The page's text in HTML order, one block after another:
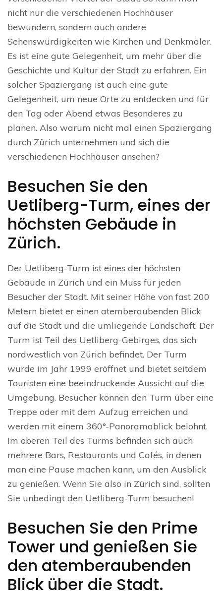
nicht nur die verschiedenen Hochhäuser
bewundern, sondern auch andere
Sehenswürdigkeiten wie Kirchen und Denkmäler.
Es ist eine gute Gelegenheit, um mehr über die
Geschichte und Kultur der Stadt zu erfahren. Ein
solcher Spaziergang ist auch eine gute
Gelegenheit, um neue Orte zu entdecken und für
den Tag oder Abend etwas Besonderes zu
planen. Also warum nicht mal einen Spaziergang
durch Zürich unternehmen und sich die
verschiedenen Hochhäuser ansehen?
Besuchen Sie den
Uetliberg-Turm, eines der
höchsten Gebäude in
Zürich.
Der Uetliberg-Turm ist eines der höchsten
Gebäude in Zürich und ein Muss für jeden
Besucher der Stadt. Mit seiner Höhe von fast 200
Metern bietet er einen atemberaubenden Blick
auf die Stadt und die umliegende Landschaft. Der
Turm ist Teil des Uetliberg-Gebirges, das sich
nordwestlich von Zürich befindet. Der Turm
wurde im Jahr 1999 eröffnet und bietet seitdem
Touristen eine beeindruckende Aussicht auf die
Umgebung. Besucher können den Turm über eine
Treppe oder mit dem Aufzug erreichen und
werden mit einem 360°-Panoramablick belohnt.
Im oberen Teil des Turms befinden sich auch
mehrere Bars, Restaurants und Cafés, in denen
man eine Pause machen kann, um den Ausblick
zu genießen. Wenn Sie also in Zürich sind, sollten
Sie unbedingt den Uetliberg-Turm besuchen!
Besuchen Sie den Prime
Tower und genießen Sie
den atemberaubenden
Blick über die Stadt.